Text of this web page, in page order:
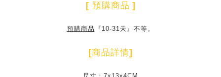
[ 預購商品 ]
預購商品 『10-31天』不等。
[商品詳情]